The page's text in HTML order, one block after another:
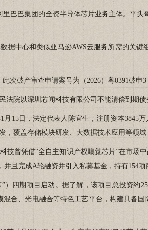
巴集团的全资半导体芯片业务主体。平
中心和类似亚马逊AWS云服务所需的关键
破产审查申请案号为（2026）粤0391破申3
以深圳芯闻科技有限公司不能清偿到期债
日，法定代表人陈宜生，注册资本3845
覆盖存储模块研发、大数据技术应用等领
曾凭借“全自主知识产权嗅觉芯片”在市场
且完成A轮融资并引入私募基金，持有154项
期项目启动。据了解，该项目总投资约
合、光电融合等特色工艺平台，构建具备